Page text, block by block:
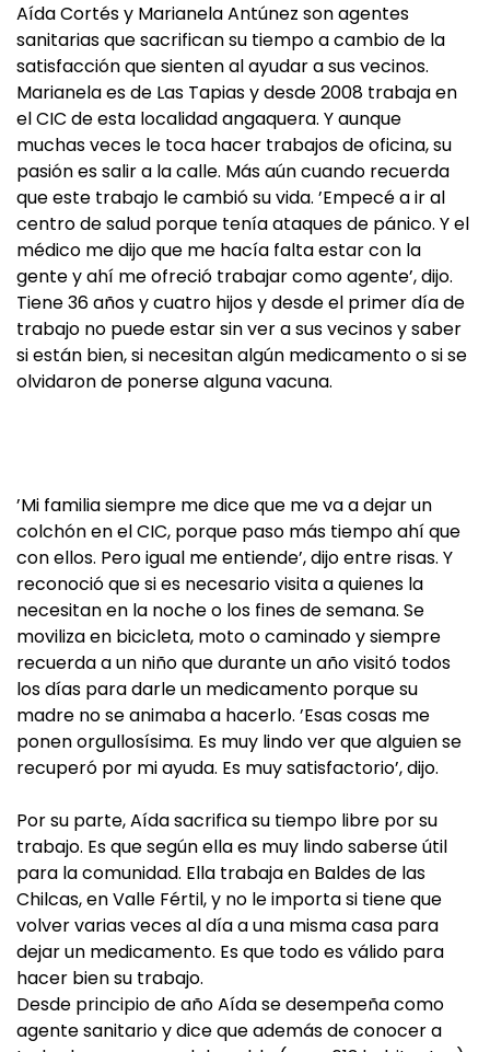
Aída Cortés y Marianela Antúnez son agentes
sanitarias que sacrifican su tiempo a cambio de la
satisfacción que sienten al ayudar a sus vecinos.
Marianela es de Las Tapias y desde 2008 trabaja en
el CIC de esta localidad angaquera. Y aunque
muchas veces le toca hacer trabajos de oficina, su
pasión es salir a la calle. Más aún cuando recuerda
que este trabajo le cambió su vida. ’Empecé a ir al
centro de salud porque tenía ataques de pánico. Y el
médico me dijo que me hacía falta estar con la
gente y ahí me ofreció trabajar como agente’, dijo.
Tiene 36 años y cuatro hijos y desde el primer día de
trabajo no puede estar sin ver a sus vecinos y saber
si están bien, si necesitan algún medicamento o si se
olvidaron de ponerse alguna vacuna.
’Mi familia siempre me dice que me va a dejar un
colchón en el CIC, porque paso más tiempo ahí que
con ellos. Pero igual me entiende’, dijo entre risas. Y
reconoció que si es necesario visita a quienes la
necesitan en la noche o los fines de semana. Se
moviliza en bicicleta, moto o caminado y siempre
recuerda a un niño que durante un año visitó todos
los días para darle un medicamento porque su
madre no se animaba a hacerlo. ’Esas cosas me
ponen orgullosísima. Es muy lindo ver que alguien se
recuperó por mi ayuda. Es muy satisfactorio’, dijo.
Por su parte, Aída sacrifica su tiempo libre por su
trabajo. Es que según ella es muy lindo saberse útil
para la comunidad. Ella trabaja en Baldes de las
Chilcas, en Valle Fértil, y no le importa si tiene que
volver varias veces al día a una misma casa para
dejar un medicamento. Es que todo es válido para
hacer bien su trabajo.
Desde principio de año Aída se desempeña como
agente sanitario y dice que además de conocer a